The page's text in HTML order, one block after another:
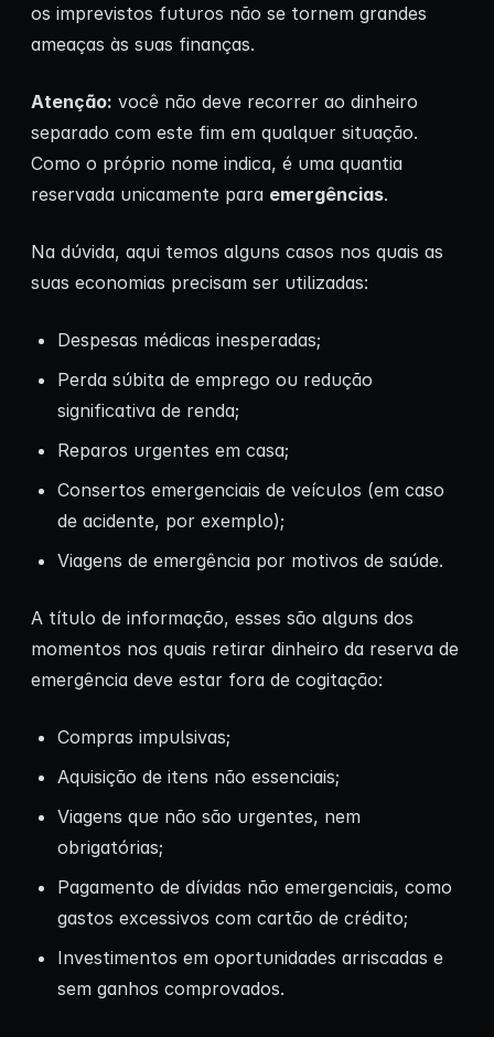
os imprevistos futuros não se tornem grandes
ameaças às suas finanças.
Atenção: você não deve recorrer ao dinheiro
separado com este fim em qualquer situação.
Como o próprio nome indica, é uma quantia
reservada unicamente para emergências.
Na dúvida, aqui temos alguns casos nos quais as
suas economias precisam ser utilizadas:
Despesas médicas inesperadas;
Perda súbita de emprego ou redução
significativa de renda;
Reparos urgentes em casa;
Consertos emergenciais de veículos (em caso
de acidente, por exemplo);
Viagens de emergência por motivos de saúde.
A título de informação, esses são alguns dos
momentos nos quais retirar dinheiro da reserva de
emergência deve estar fora de cogitação:
Compras impulsivas;
Aquisição de itens não essenciais;
Viagens que não são urgentes, nem
obrigatórias;
Pagamento de dívidas não emergenciais, como
gastos excessivos com cartão de crédito;
Investimentos em oportunidades arriscadas e
sem ganhos comprovados.